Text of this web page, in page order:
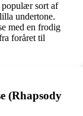
populær sort af
undertone.
med en frodig
foråret til
(Rhapsody